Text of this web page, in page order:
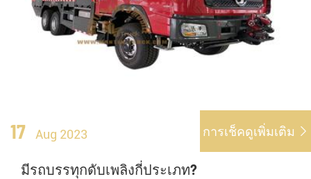
17 Aug 2023 การเช็คดูเพิ่มเติม 
มีรถบรรทุกดับเพลิงกี่ประเภท?